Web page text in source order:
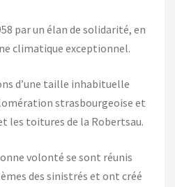
par un élan de solidarité, en
climatique exceptionnel.
d’une taille inhabituelle
strasbourgeoise et
les toitures de la Robertsau.
volonté se sont réunis
des sinistrés et ont créé